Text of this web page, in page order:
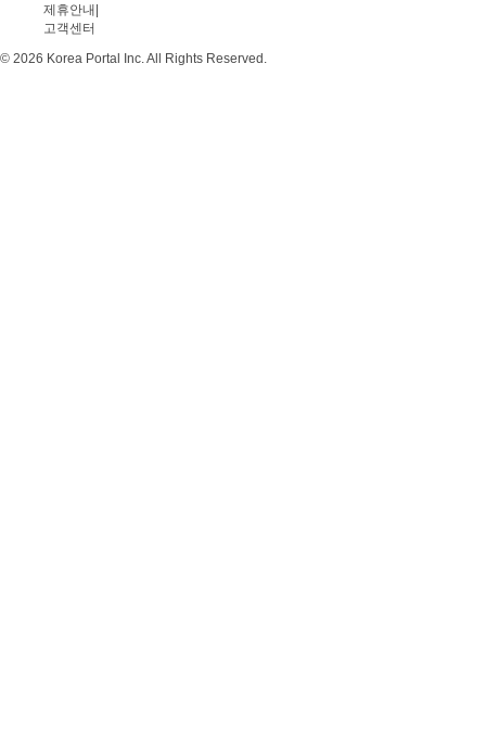
제휴안내
고객센터
© 2026 Korea Portal Inc. All Rights Reserved.